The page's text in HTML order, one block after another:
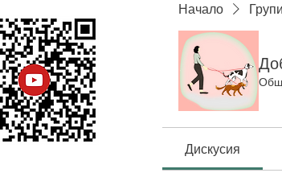
Начало Групи
Дискусия